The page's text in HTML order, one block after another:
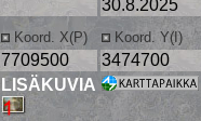
30.8.2025
Koord. X(P) Koord. Y(I)
7709500 3474700
LISÄKUVIA